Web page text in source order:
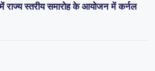
राज्य स्तरीय समारोह के आयोजन में कर्नल